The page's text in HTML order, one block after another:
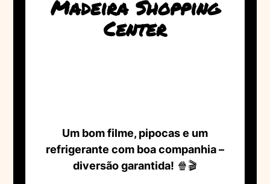
Madeira Shopping
Center
Um bom filme, pipocas e um
refrigerante com boa companhia –
diversão garantida! 🍿🎬